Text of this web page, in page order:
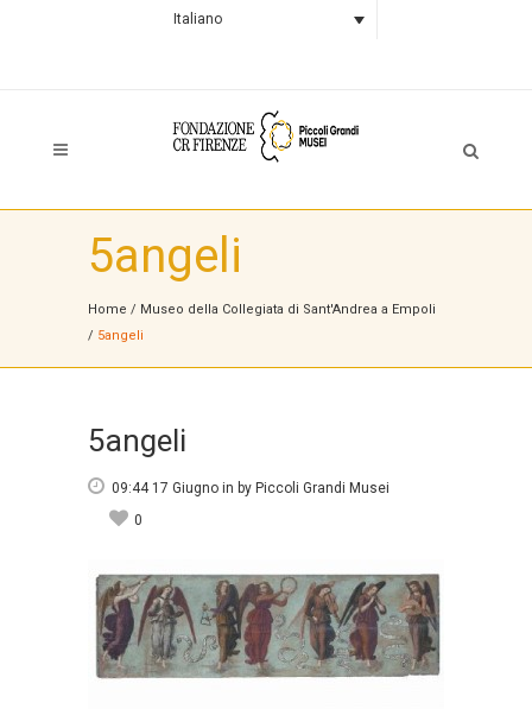
Italiano
5angeli
Home / Museo della Collegiata di Sant'Andrea a Empoli
/ 5angeli
5angeli
09:44 17 Giugno in by Piccoli Grandi Musei
0